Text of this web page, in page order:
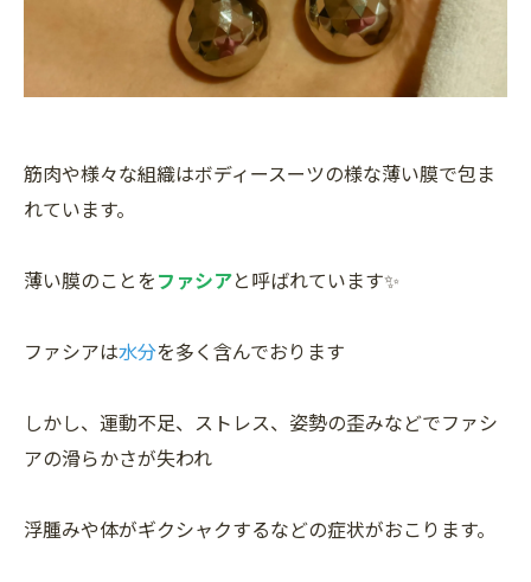
筋肉や様々な組織はボディースーツの様な薄い膜で包ま
れています。
薄い膜のことをファシアと呼ばれています✨
ファシアは水分を多く含んでおります
しかし、運動不足、ストレス、姿勢の歪みなどでファシ
アの滑らかさが失われ
浮腫みや体がギクシャクするなどの症状がおこります。